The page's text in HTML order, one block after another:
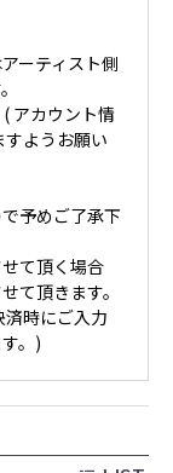
ーティスト側
アカウント情
ようお願い
予めご了承下
て頂く場合
て頂きます。
時にご入力
。)